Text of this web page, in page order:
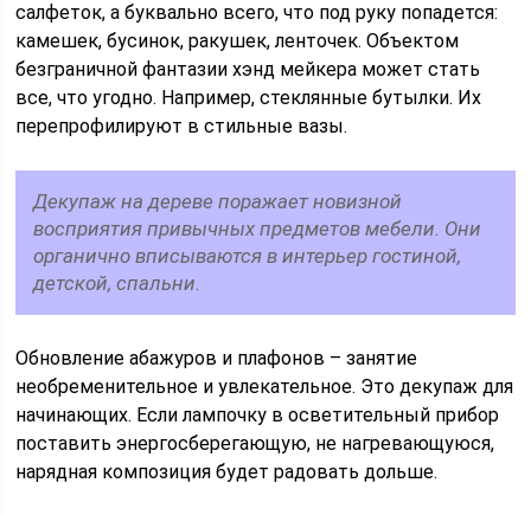
салфеток, а буквально всего, что под руку попадется:
камешек, бусинок, ракушек, ленточек. Объектом
безграничной фантазии хэнд мейкера может стать
все, что угодно. Например, стеклянные бутылки. Их
перепрофилируют в стильные вазы.
Декупаж на дереве поражает новизной
восприятия привычных предметов мебели. Они
органично вписываются в интерьер гостиной,
детской, спальни.
Обновление абажуров и плафонов – занятие
необременительное и увлекательное. Это декупаж для
начинающих. Если лампочку в осветительный прибор
поставить энергосберегающую, не нагревающуюся,
нарядная композиция будет радовать дольше.